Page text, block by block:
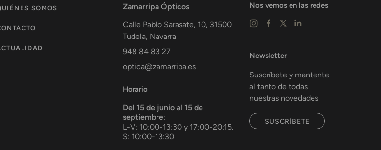
SOMOS
Zamarripa Ópticos
Calle Pablo Sarasate, 10, 31500
Tudela, Navarra
948 84 83 27
optica@zamarripa.es
Horario
Del 15 de junio al 15 de
septiembre:
L-V: 10:00-13:30 y 17:00-20:15.
S: 10:00-13:30
Nos vemos en las redes
Newsletter
Suscríbete y mantente
al tanto de todas
nuestras novedades
SUSCRÍBETE